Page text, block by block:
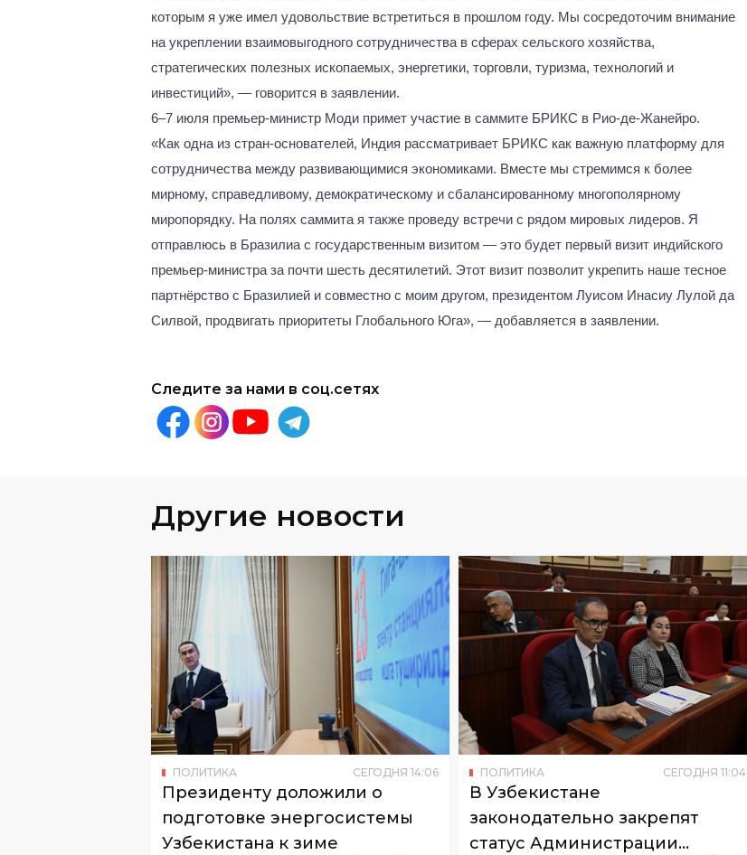
которым я уже имел удовольствие встретиться в прошлом году. Мы сосредоточим внимание
на укреплении взаимовыгодного сотрудничества в сферах сельского хозяйства,
стратегических полезных ископаемых, энергетики, торговли, туризма, технологий и
инвестиций», — говорится в заявлении.
6–7 июля премьер-министр Моди примет участие в саммите БРИКС в Рио-де-Жанейро.
«Как одна из стран-основателей, Индия рассматривает БРИКС как важную платформу для
сотрудничества между развивающимися экономиками. Вместе мы стремимся к более
мирному, справедливому, демократическому и сбалансированному многополярному
миропорядку. На полях саммита я также проведу встречи с рядом мировых лидеров. Я
отправлюсь в Бразилиа с государственным визитом — это будет первый визит индийского
премьер-министра за почти шесть десятилетий. Этот визит позволит укрепить наше тесное
партнёрство с Бразилией и совместно с моим другом, президентом Луисом Инасиу Лулой да
Силвой, продвигать приоритеты Глобального Юга», — добавляется в заявлении.
Следите за нами в соц.сетях
Другие новости
ПОЛИТИКА СЕГОДНЯ 14:06
Президенту доложили о
подготовке энергосистемы
Узбекистана к зиме
ПОЛИТИКА СЕГОДНЯ 11:04
В Узбекистане
законодательно закрепят
статус Администрации